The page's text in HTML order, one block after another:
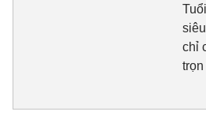
chỉ
trọn